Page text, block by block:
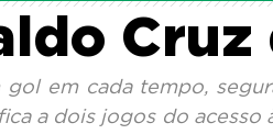
Cruz
gol em cada tempo,
a dois jogos do acesso